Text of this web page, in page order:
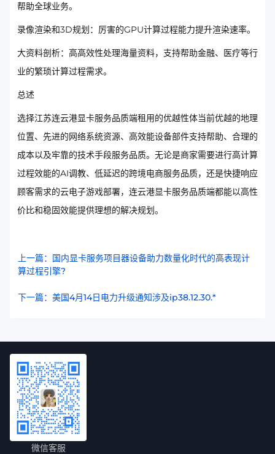
帮助全球业务。
录像渲染和3D规划：厉害的GPU计算过程能力提升渲染速率。
大资料剖析：高高效性处理海量资料，支持帮助金融、医疗等行
业的繁琐计算过程需求。
总述
选择江苏连云港显卡服务品质端租用的优越性体当前优越的地理
位置、先进的网络系统资源、高效能设备部件支持帮助、合理的
成本以及牢靠的技术手段服务品质。无论是商家需要进行高计算
过程效能的AI调教、低延迟的跨境电商服务品质，还是快捷响应
顾客需求的云电子游戏部署，连云港显卡服务品质端都能以高性
价比和稳固效能提供理想的解决规划。
上一篇：国内显卡服务项目器设备助力数量化时代的高表现计
算过程引擎?
下一篇：美国4月14日电力升级通知涉及ip38.12.30.*
微信客服